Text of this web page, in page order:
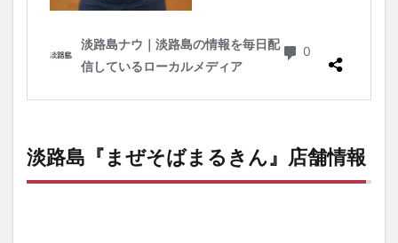
淡路島『まぜそばまるきん』店舗情報